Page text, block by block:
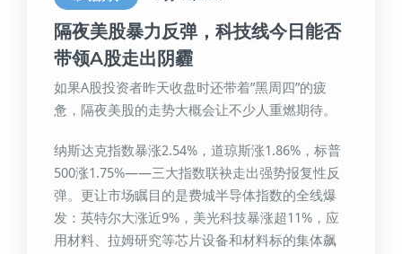
隔夜美股暴力反弹，科技线今日能否
带领A股走出阴霾
如果A股投资者昨天收盘时还带着”黑周四”的疲
惫，隔夜美股的走势大概会让不少人重燃期待。
纳斯达克指数暴涨2.54%，道琼斯涨1.86%，标普
500涨1.75%——三大指数联袂走出强势报复性反
弹。更让市场瞩目的是费城半导体指数的全线爆
发：英特尔大涨近9%，美光科技暴涨超11%，应
用材料、拉姆研究等芯片设备和材料标的集体飙